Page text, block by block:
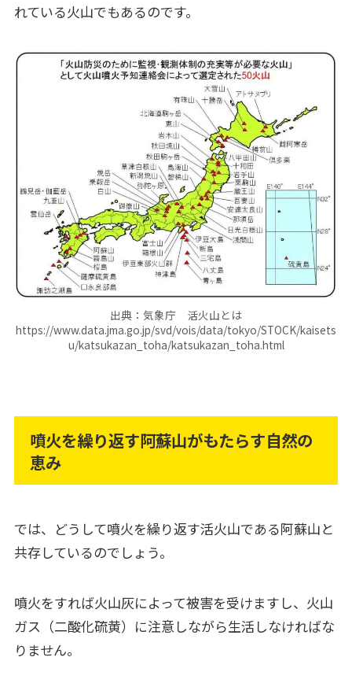
れている火山でもあるのです。
出典：気象庁 活火山とは
https://www.data.jma.go.jp/svd/vois/data/tokyo/STOCK/kaisets
u/katsukazan_toha/katsukazan_toha.html
噴火を繰り返す阿蘇山がもたらす自然の
恵み
では、どうして噴火を繰り返す活火山である阿蘇山と
共存しているのでしょう。
噴火をすれば火山灰によって被害を受けますし、火山
ガス（二酸化硫黄）に注意しながら生活しなければな
りません。